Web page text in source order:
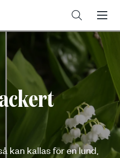
kan kallas för en lund,